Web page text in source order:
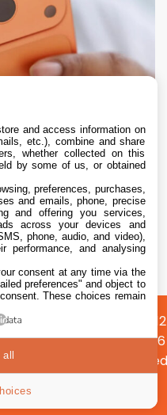
65 % du marché
©
2026
|
and access information on
etc.), combine and share
whether collected on this
by some of us, or obtained
preferences, purchases,
and emails, phone, precise
and offering you services,
across your devices and
phone, audio, and video),
performance, and analysing
consent at any time via the
preferences" and object to
These choices remain
all